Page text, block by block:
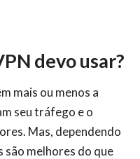
devo usar?
mais ou menos a
seu tráfego e o
Mas, dependendo
melhores do que